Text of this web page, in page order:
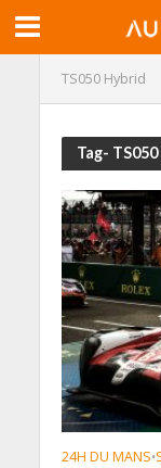
TS050 Hybrid
Tag-
24H DU MANS•